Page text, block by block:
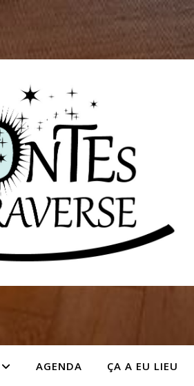
AGENDA ÇA A EU LIEU